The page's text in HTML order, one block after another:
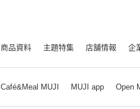
商品資料 主題特集 店舗情報 企
Café&Meal MUJI MUJI app Open